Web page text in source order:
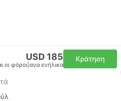
USD 185
οι φόροι ανα ενήλικα
Κράτηση